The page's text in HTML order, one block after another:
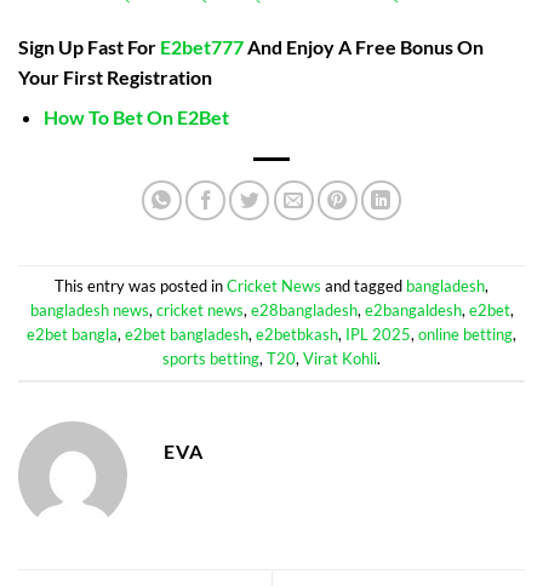
Sign Up Fast For E2bet777And Enjoy A Free Bonus On
Your First Registration
How To Bet On E2Bet
This entry was posted inCricket News and tagged bangladesh,
bangladesh news, cricket news, e28bangladesh, e2bangaldesh, e2bet,
e2bet bangla, e2bet bangladesh, e2betbkash, IPL 2025, online betting,
sports betting, T20, Virat Kohli.
EVA